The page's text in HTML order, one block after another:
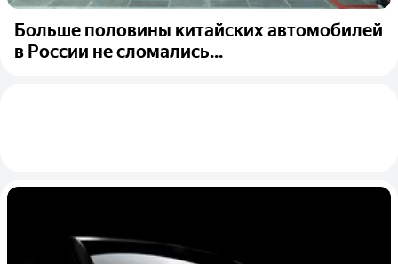
Больше половины китайских автомобилей
в России не сломались...